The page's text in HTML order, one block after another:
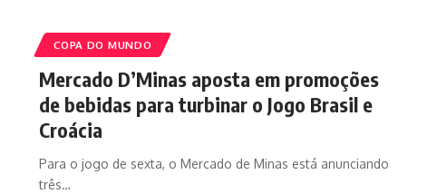
COPA DO MUNDO
Mercado D’Minas aposta em promoções
de bebidas para turbinar o Jogo Brasil e
Croácia
Para o jogo de sexta, o Mercado de Minas está anunciando
três…